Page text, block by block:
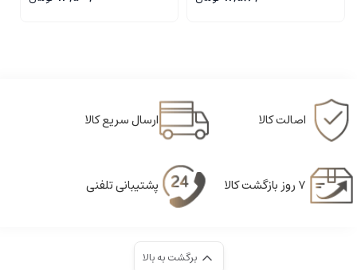
آن، از جمله حفاظت، مرطوب کنندگی، پاکسازی و تقویت کننده، این روغن می تواند به
نرمی، لطافت و سلامتی پوست کمک کند.اصالت کالا ارسال سریع کالا
۷ روز بازگشت کالا پشتیبانی تلفنی
برگشت به بالا